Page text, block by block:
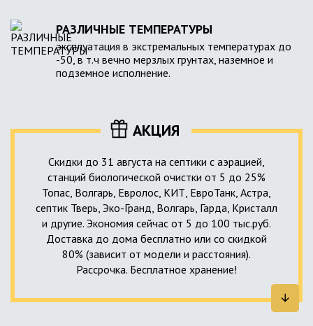
РАЗЛИЧНЫЕ ТЕМПЕРАТУРЫ
эксплуатация в экстремальных температурах до
-50, в т.ч вечно мерзлых грунтах, наземное и
подземное исполнение.
АКЦИЯ
Скидки до 31 августа на септики с аэрацией,
станций биологической очистки от 5 до 25%
Топас, Волгарь, Евролос, КИТ, ЕвроТанк, Астра,
септик Тверь, Эко-Гранд, Волгарь, Гарда, Кристалл
и другие. Экономия сейчас от 5 до 100 тыс.руб.
Доставка до дома бесплатно или со скидкой
80% (зависит от модели и расстояния).
Рассрочка. Бесплатное хранение!